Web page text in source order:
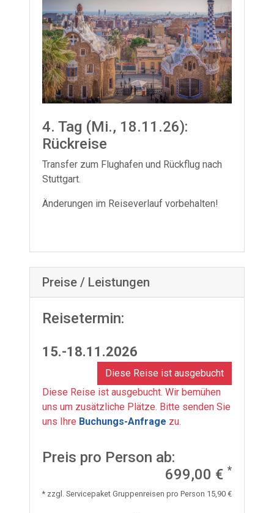
4. Tag (Mi., 18.11.26):
Rückreise
Transfer zum Flughafen und Rückflug nach
Stuttgart.
Änderungen im Reiseverlauf vorbehalten!
Preise / Leistungen
Reisetermin:
15.-18.11.2026
Diese Reise ist ausgebucht
Diese Reise ist ausgebucht. Wir bemühen
uns um zusätzliche Plätze. Bitte senden Sie
uns Ihre Buchungs-Anfrage zu.
Preis pro Person ab:
699,00 € *
* zzgl. Servicepaket Gruppenreisen pro Person 15,90 €